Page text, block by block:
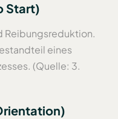
Start)
Reibungsreduktion.
eines
(Quelle: 3.